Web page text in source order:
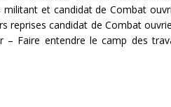
et candidat de Combat
reprises candidat de Combat
Faire entendre le camp des